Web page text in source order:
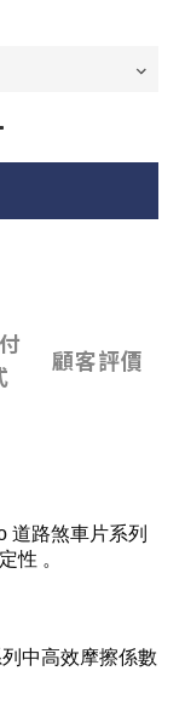
顧客評價
道路煞車片系列
性 。
中高效摩擦係數